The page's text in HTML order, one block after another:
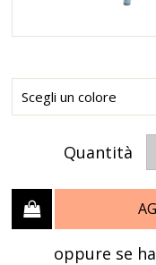
Quantità
oppure se